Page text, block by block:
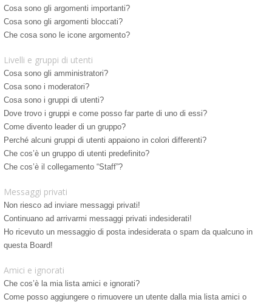
Cosa sono gli argomenti importanti?
Cosa sono gli argomenti bloccati?
Che cosa sono le icone argomento?
Livelli e gruppi di utenti
Cosa sono gli amministratori?
Cosa sono i moderatori?
Cosa sono i gruppi di utenti?
Dove trovo i gruppi e come posso far parte di uno di essi?
Come divento leader di un gruppo?
Perché alcuni gruppi di utenti appaiono in colori differenti?
Che cos’è un gruppo di utenti predefinito?
Che cos’è il collegamento “Staff”?
Messaggi privati
Non riesco ad inviare messaggi privati!
Continuano ad arrivarmi messaggi privati indesiderati!
Ho ricevuto un messaggio di posta indesiderata o spam da qualcuno in
questa Board!
Amici e ignorati
Che cos’è la mia lista amici e ignorati?
Come posso aggiungere o rimuovere un utente dalla mia lista amici o